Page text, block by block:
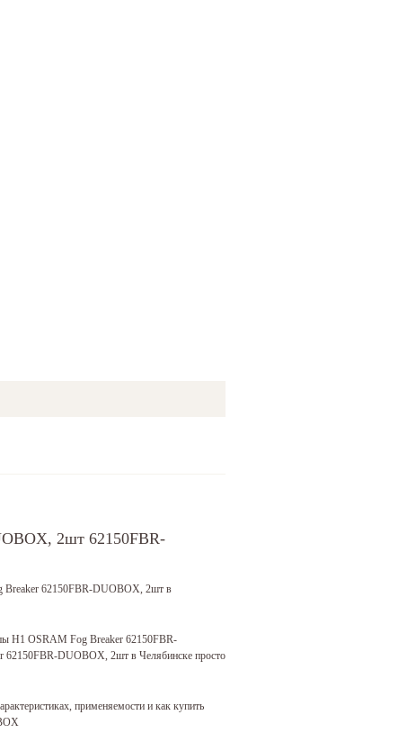
2шт 62150FBR-
Breaker 62150FBR-DUOBOX, 2шт в
H1 OSRAM Fog Breaker 62150FBR-
62150FBR-DUOBOX, 2шт в Челябинске просто
применяемости и как купить